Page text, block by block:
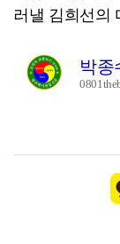
러낼 김희선의
박종